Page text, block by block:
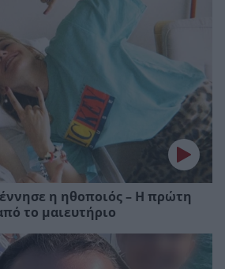
η ηθοποιός – Η πρώτη
το μαιευτήριο